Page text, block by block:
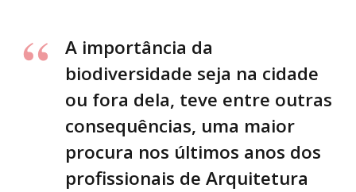
A importância da
biodiversidade seja na cidade
ou fora dela, teve entre outras
consequências, uma maior
procura nos últimos anos dos
profissionais de Arquitetura